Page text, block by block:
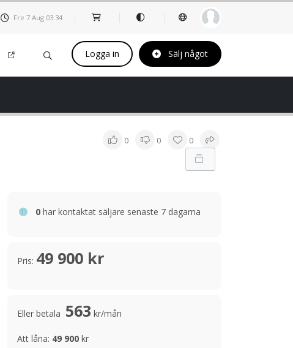
Fre 7 Aug 03 34
Logga in Sälj något
0 0 0
0 har kontaktat säljare senaste 7 dagarna
Pris: 49 900 kr
Eller betala 563 kr/mån
Att låna: 49 900 kr